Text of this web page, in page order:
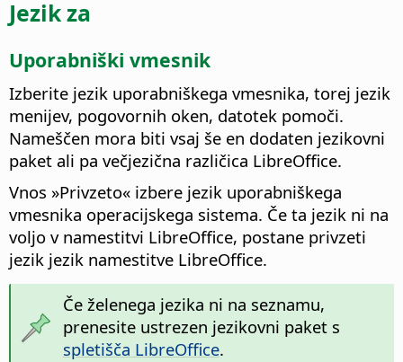
Jezik za
Uporabniški vmesnik
Izberite jezik uporabniškega vmesnika, torej jezik
menijev, pogovornih oken, datotek pomoči.
Nameščen mora biti vsaj še en dodaten jezikovni
paket ali pa večjezična različica LibreOffice.
Vnos »Privzeto« izbere jezik uporabniškega
vmesnika operacijskega sistema. Če ta jezik ni na
voljo v namestitvi LibreOffice, postane privzeti
jezik jezik namestitve LibreOffice.
Če želenega jezika ni na seznamu,
prenesite ustrezen jezikovni paket s
spletišča LibreOffice.